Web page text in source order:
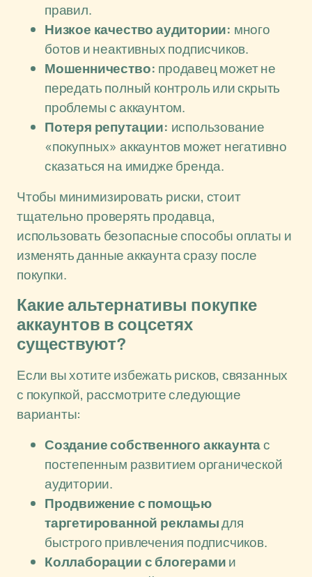
правил.
Низкое качество аудитории: много
ботов и неактивных подписчиков.
Мошенничество: продавец может не
передать полный контроль или скрыть
проблемы с аккаунтом.
Потеря репутации: использование
«покупных» аккаунтов может негативно
сказаться на имидже бренда.
Чтобы минимизировать риски, стоит
тщательно проверять продавца,
использовать безопасные способы оплаты и
изменять данные аккаунта сразу после
покупки.
Какие альтернативы покупке
аккаунтов в соцсетях
существуют?
Если вы хотите избежать рисков, связанных
с покупкой, рассмотрите следующие
варианты:
Создание собственного аккаунтас
постепенным развитием органической
аудитории.
Продвижение с помощью
таргетированной рекламыдля
быстрого привлечения подписчиков.
Коллаборации с блогерамии